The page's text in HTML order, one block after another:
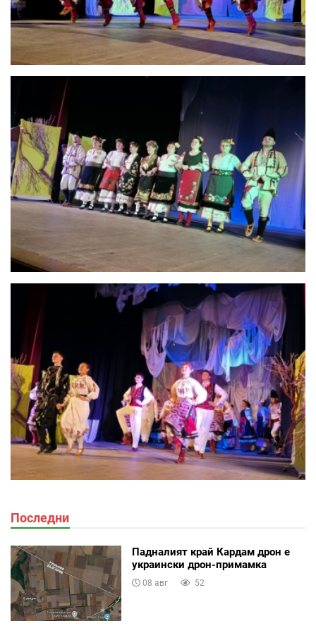
Последни
Падналият край Кардам дрон е
украински дрон-примамка
08 авг 52